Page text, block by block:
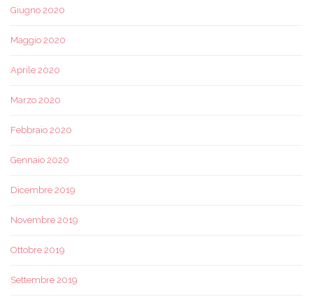
Giugno 2020
Maggio 2020
Aprile 2020
Marzo 2020
Febbraio 2020
Gennaio 2020
Dicembre 2019
Novembre 2019
Ottobre 2019
Settembre 2019